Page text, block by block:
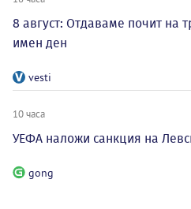
8 август: Отдаваме почит на
имен ден
vesti
10 часа
УЕФА наложи санкция на
gong